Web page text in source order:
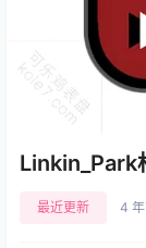
Linkin_Park
最近更新 4